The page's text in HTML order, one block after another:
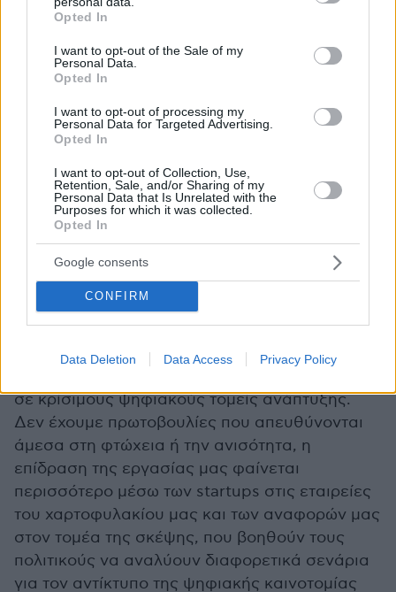
grant or deny consent to Google and its third-party tags to
use your data for below specified purposes in below Google
consent section.
Opted In
I want to opt-out of the Sale of my
Personal Data.
Opted In
I want to opt-out of processing my
Personal Data for Targeted Advertising.
Opted In
I want to opt-out of Collection, Use,
Retention, Sale, and/or Sharing of my
Personal Data that Is Unrelated with the
Purposes for which it was collected.
Opted In
Google consents
CONFIRM
Data Deletion Data Access Privacy Policy
καινοτομία στην αγορά και ταυτόχρονα να
αυτούς. Ενδεικτικά παραδείγματα είναι η
Θεσσαλονίκη και η Κλουζ-Ναπόκα στη
σε περισσότερες περιοχές που επιθυμούν να
καινοτομήσουν περισσότερο.
Ερ.: Πώς μπορείτε μέσα από τις ενέργειες και
δράσεις σας να βοηθήσετε στην αντιμετώπιση
των κυρίαρχων κοινωνικών ζητημάτων της
Ευρώπης, όπως είναι η φτώχεια και η
ανισότητα;
Απ.: Οι startups που υπάρχουν στο
σε κρίσιμους ψηφιακούς τομείς ανάπτυξης.
Δεν έχουμε πρωτοβουλίες που απευθύνονται
άμεσα στη φτώχεια ή την ανισότητα, η
επίδραση της εργασίας μας φαίνεται
περισσότερο μέσω των startups στις εταιρείες
του χαρτοφυλακίου μας και των αναφορών μας
στον τομέα της σκέψης, που βοηθούν τους
πολιτικούς να αναλύουν διαφορετικά σενάρια
για τον αντίκτυπο της ψηφιακής καινοτομίας